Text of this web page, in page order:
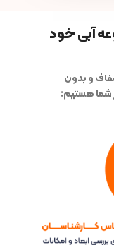
آبی خود
و بدون
شما هستیم: